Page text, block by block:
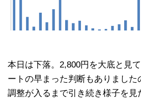
本日は下落。2,800円を大底と見
ートの早まった判断もありました
調整が入るまで引き続き様子を見